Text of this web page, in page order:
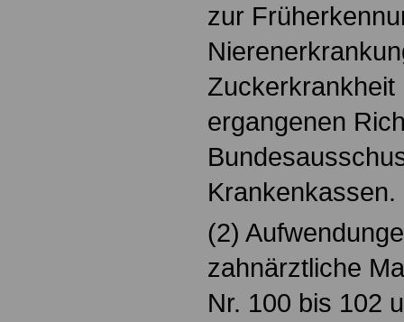
zur
ergangenen
Krankenkassen.
(2)
zahnärztliche
Nr. 100 bis 102